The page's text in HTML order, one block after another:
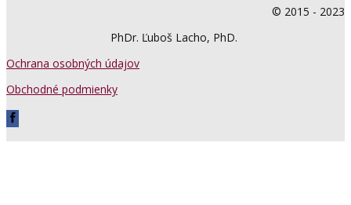
© 2015 - 2023
PhDr. Ľuboš Lacho, PhD.
Ochrana osobných údajov
Obchodné podmienky